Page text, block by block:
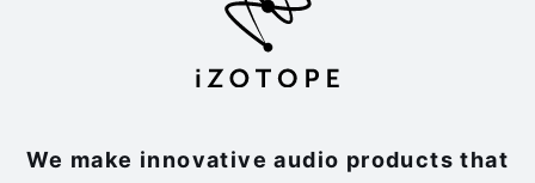
We make innovative audio products that